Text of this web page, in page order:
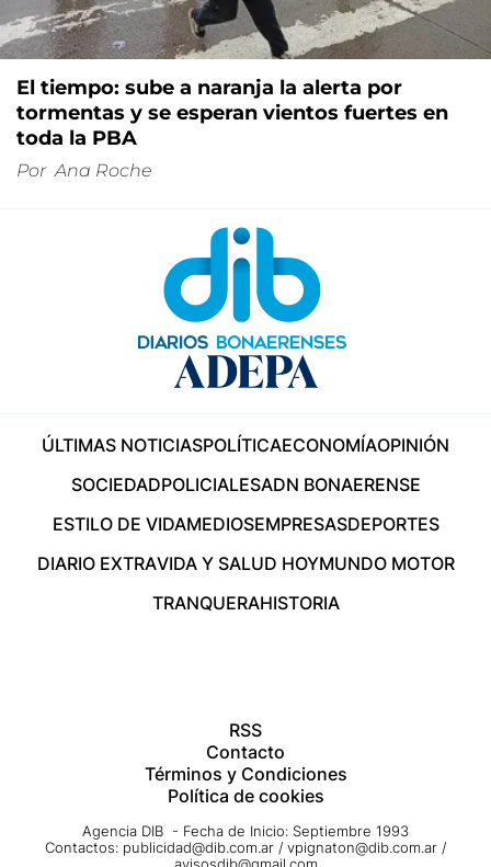
El tiempo: sube a naranja la alerta por
tormentas y se esperan vientos fuertes en
toda la PBA
Por Ana Roche
ÚLTIMAS NOTICIASPOLÍTICAECONOMÍAOPINIÓN
SOCIEDADPOLICIALESADN BONAERENSE
ESTILO DE VIDAMEDIOSEMPRESASDEPORTES
DIARIO EXTRAVIDA Y SALUD HOYMUNDO MOTOR
TRANQUERAHISTORIA
RSS
Contacto
Términos y Condiciones
Política de cookies
Agencia DIB - Fecha de Inicio: Septiembre 1993
Contactos: publicidad@dib.com.ar / vpignaton@dib.com.ar /